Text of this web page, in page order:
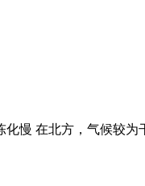
慢 在北方，气候较